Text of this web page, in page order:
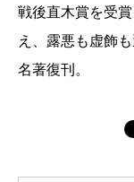
戦後直木賞を受
え、露悪も虚飾
名著復刊。